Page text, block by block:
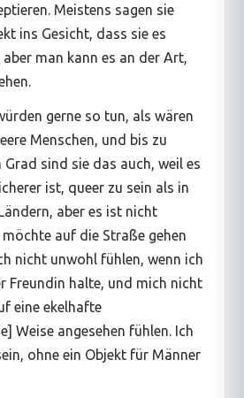
Meistens sagen sie
ins Gesicht, dass sie es
man kann es an der Art,
gerne so tun, als wären
Menschen, und bis zu
Grad sind sie das auch, weil es
ist, queer zu sein als in
aber es ist nicht
auf die Straße gehen
nicht unwohl fühlen, wenn ich
Freundin halte, und mich nicht
eine ekelhafte
Weise angesehen fühlen. Ich
ohne ein Objekt für Männer